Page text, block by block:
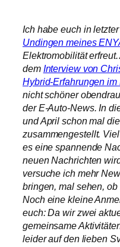
Ich habe euch in
Undingen meines
Elektromobilität
dem Interview von
Hybrid-Erfahrungen im
nicht schöner
der E-Auto-News. In
und April schon mal
zusammengestellt.
es eine spannende
neuen Nachrichten
versuche ich mehr
bringen, mal sehen,
Noch eine kleine
euch: Da wir zwei
gemeinsame
leider auf den lieben